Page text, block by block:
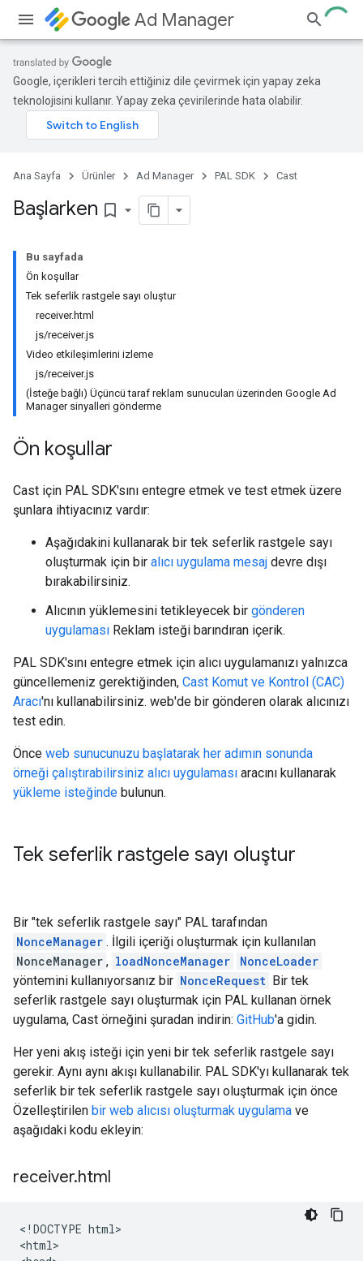
Ad Manager
Google, içerikleri tercih ettiğiniz dile çevirmek için yapay zeka
teknolojisini kullanır. Yapay zeka çevirilerinde hata olabilir.
Ana Sayfa Ürünler Ad Manager PAL SDK Cast
Başlarken bookmark_border
Bu sayfada
Ön koşullar
Tek seferlik rastgele sayı oluştur
receiver.html
js/receiver.js
Video etkileşimlerini izleme
js/receiver.js
(İsteğe bağlı) Üçüncü taraf reklam sunucuları üzerinden Google Ad
Manager sinyalleri gönderme
Ön koşullar
Cast için PAL SDK'sını entegre etmek ve test etmek üzere
şunlara ihtiyacınız vardır:
Aşağıdakini kullanarak bir tek seferlik rastgele sayı
oluşturmak için bir alıcı uygulama mesaj devre dışı
bırakabilirsiniz.
Alıcının yüklemesini tetikleyecek bir gönderen
uygulaması Reklam isteği barındıran içerik.
PAL SDK'sını entegre etmek için alıcı uygulamanızı yalnızca
güncellemeniz gerektiğinden, Cast Komut ve Kontrol (CAC)
Aracı'nı kullanabilirsiniz. web'de bir gönderen olarak alıcınızı
test edin.
Önce web sunucunuzu başlatarak her adımın sonunda
örneği çalıştırabilirsiniz alıcı uygulaması aracını kullanarak
yükleme isteğinde bulunun.
Tek seferlik rastgele sayı oluştur
Bir "tek seferlik rastgele sayı" PAL tarafından
NonceManager . İlgili içeriği oluşturmak için kullanılan
NonceManager , loadNonceManager
NonceLoader
yöntemini kullanıyorsanız bir NonceRequest Bir tek
seferlik rastgele sayı oluşturmak için PAL kullanan örnek
uygulama, Cast örneğini şuradan indirin: GitHub'a gidin.
Her yeni akış isteği için yeni bir tek seferlik rastgele sayı
gerekir. Aynı aynı akışı kullanabilir. PAL SDK'yı kullanarak tek
seferlik bir tek seferlik rastgele sayı oluşturmak için önce
Özelleştirilen bir web alıcısı oluşturmak uygulama ve
aşağıdaki kodu ekleyin:
receiver.html
<!DOCTYPE html>
<html>